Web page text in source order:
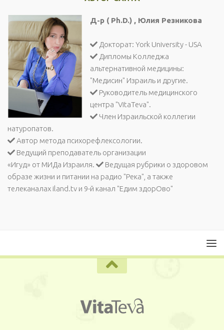
Д-р ( Ph.D.) , Юлия Резникова
Докторат: York University - USA
Дипломы Колледжа
альтернативной медицины:
"Медисин" Израиль и другие.
Руководитель медицинского
центра "VitaTeva".
Член Израильской коллегии
натуропатов.
Автор метода психорефлексологии.
Ведущий преподаватель организации
«Игуд» от МИДа Израиля.
Ведущая рубрики о здоровом
образе жизни и питании на радио "Река", а также
телеканалах iland.tv и 9-й канал "Едим здорОво"